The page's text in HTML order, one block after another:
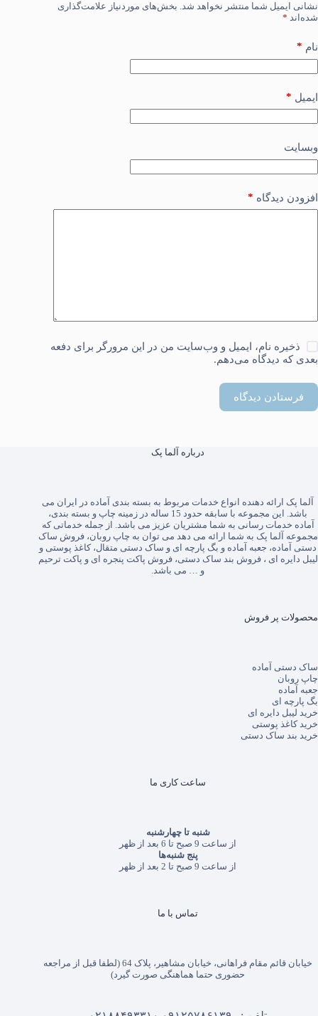
نشانی ایمیل شما منتشر نخواهد شد. بخش‌های موردنیاز علامت‌گذاری
شده‌اند *
نام *
ایمیل *
وبسایت
افزودن دیدگاه *
ذخیره نام، ایمیل و وب‌سایت من در این مرورگر برای دفعه
بعدی که دیدگاه می‌دهم.
فرستادن دیدگاه
درباره آلما پک
آلما پک ارائه دهنده انواع خدمات مربوط به بسته بندی آماده در ایران می
باشد. این مجموعه با سابقه حدود 15 ساله در زمینه چاپ و بسته بندی،
آماده خدمات رسانی به شما مشتریان عزیز می باشد. از جمله خدماتی که
مجموعه آلما پک به شما ارائه می دهد می توان به چاپ روبان،فروش ساک
دستی آماده، جعبه آماده و بگ پارچه ای و ساک دستی متقال،کاغذ پوستی و
لیبل دایره ای ،فروش بند ساک دستی،فروش پاکت پنجره ای و پاکت ترحیم
و … می باشد.
محصولات پر فروش
ساک دستی آماده
چاپ روبان
جعبه آماده
بگ پارچه ای
خرید لیبل دایره ای
خرید کاغذ پوستی
خرید بند ساک دستی
ساعت کاری ما
شنبه تا چهارشنبه
از ساعت 9 صبح تا 6 بعد از ظهر
پنج شنبه‌ها
از ساعت 9 صبح تا 2 بعد از ظهر
تماس با ما
خیابان قائم مقام فراهانی، خیابان مشاهیر، پلاک 64 (لطفا قبل از مراجعه
حضوری حتما هماهنگی صورت گیرد)